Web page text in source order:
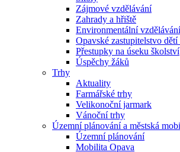
Zájmové vzdělávání
Zahrady a hřiště
Environmentální
Opavské zastupitelstvo dětí
Přestupky na úseku školství
Úspěchy žáků
Trhy
Aktuality
Farmářské trhy
Velikonoční jarmark
Vánoční trhy
Územní plánování a městská
Územní plánování
Mobilita Opava